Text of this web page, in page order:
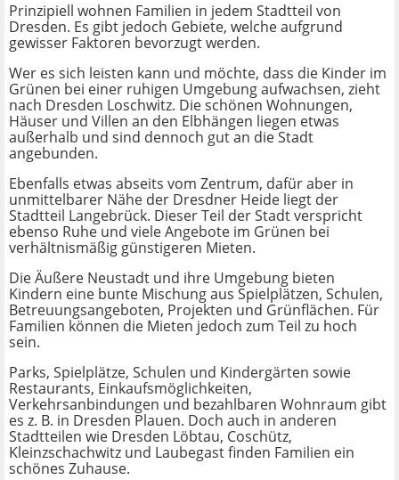
Prinzipiell wohnen Familien in jedem Stadtteil von
Dresden. Es gibt jedoch Gebiete, welche aufgrund
gewisser Faktoren bevorzugt werden.
Wer es sich leisten kann und möchte, dass die Kinder im
Grünen bei einer ruhigen Umgebung aufwachsen, zieht
nach Dresden Loschwitz. Die schönen Wohnungen,
Häuser und Villen an den Elbhängen liegen etwas
außerhalb und sind dennoch gut an die Stadt
angebunden.
Ebenfalls etwas abseits vom Zentrum, dafür aber in
unmittelbarer Nähe der Dresdner Heide liegt der
Stadtteil Langebrück. Dieser Teil der Stadt verspricht
ebenso Ruhe und viele Angebote im Grünen bei
verhältnismäßig günstigeren Mieten.
Die Äußere Neustadt und ihre Umgebung bieten
Kindern eine bunte Mischung aus Spielplätzen, Schulen,
Betreuungsangeboten, Projekten und Grünflächen. Für
Familien können die Mieten jedoch zum Teil zu hoch
sein.
Parks, Spielplätze, Schulen und Kindergärten sowie
Restaurants, Einkaufsmöglichkeiten,
Verkehrsanbindungen und bezahlbaren Wohnraum gibt
es z. B. in Dresden Plauen. Doch auch in anderen
Stadtteilen wie Dresden Löbtau, Coschütz,
Kleinzschachwitz und Laubegast finden Familien ein
schönes Zuhause.